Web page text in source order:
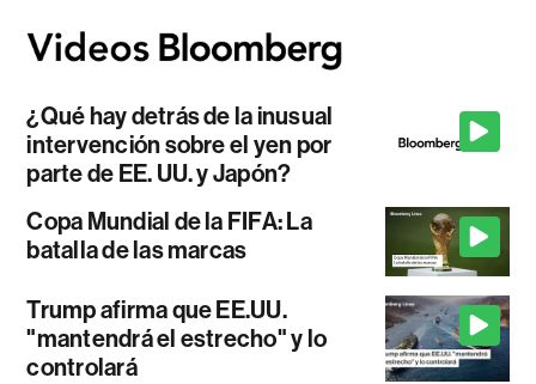
¿Qué hay detrás de la inusual
intervención sobre el yen por
parte de EE. UU. y Japón?
Copa Mundial de la FIFA: La
batalla de las marcas
Trump afirma que EE.UU.
"mantendrá el estrecho" y lo
controlará